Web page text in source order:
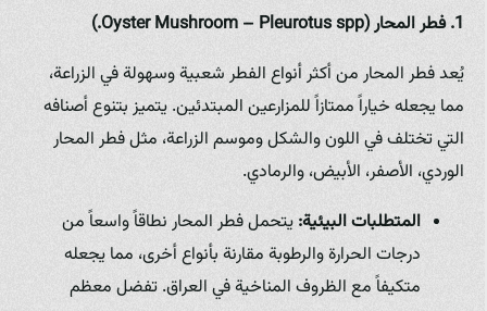
1. فطر المحار (Oyster Mushroom – Pleurotus spp.)
يُعد فطر المحار من أكثر أنواع الفطر شعبية وسهولة في الزراعة،
مما يجعله خياراً ممتازاً للمزارعين المبتدئين. يتميز بتنوع أصنافه
التي تختلف في اللون والشكل وموسم الزراعة، مثل فطر المحار
الوردي، الأصفر، الأبيض، والرمادي.
المتطلبات البيئية:يتحمل فطر المحار نطاقاً واسعاً من
درجات الحرارة والرطوبة مقارنة بأنواع أخرى، مما يجعله
متكيفاً مع الظروف المناخية في العراق. تفضل معظم